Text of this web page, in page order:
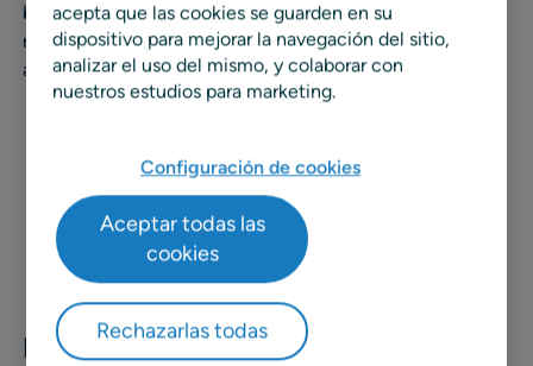
busca fortalecer su eficiencia operativa mediante la
reducción de los procesos manuales y el aumento de la
automatización en sus flujos de trabajo de planeación.
Noticias y recursos relacionados
acepta que las cookies se guarden en su
dispositivo para mejorar la navegación del sitio,
analizar el uso del mismo, y colaborar con
nuestros estudios para marketing.
Configuración de cookies
Rechazarlas todas
Aceptar todas las
cookies